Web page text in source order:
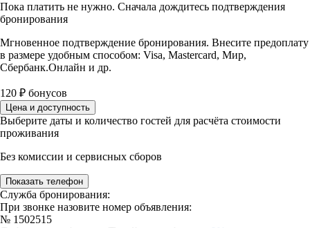
Пока платить не нужно. Сначала дождитесь подтверждения
бронирования
Мгновенное подтверждение бронирования. Внесите предоплату
в размере удобным способом: Visa, Mastercard, Мир,
Сбербанк.Онлайн и др.
120 ₽ бонусов
Цена и доступность
Выберите даты и количество гостей для расчёта стоимости
проживания
Без комиссии и сервисных сборов
Показать телефон
Служба бронирования:
При звонке назовите номер объявления:
№ 1502515